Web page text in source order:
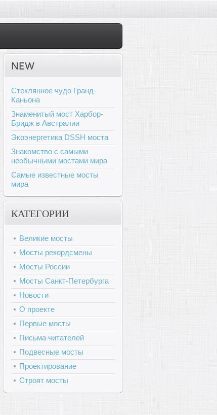
NEW
Стеклянное чудо Гранд-
Каньона
Знаменитый мост Харбор-
Бридж в Австралии
Экоэнергетика DSSH моста
Знакомство с самыми
необычными мостами мира
Самые известные мосты
мира
КАТЕГОРИИ
Великие мосты
Мосты рекордсмены
Мосты России
Мосты Санкт-Петербурга
Новости
О проекте
Первые мосты
Письма читателей
Подвесные мосты
Проектирование
Строят мосты